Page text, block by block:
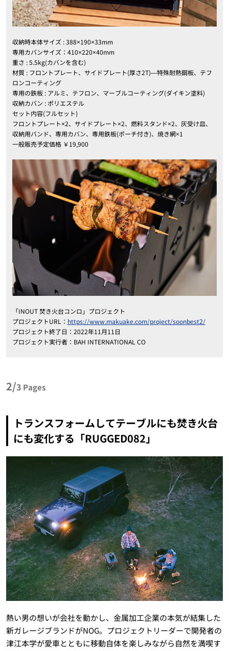
収納時本体サイズ : 388×190×33mm
専用カバンサイズ：410×220×40mm
重さ : 5.5kg(カバンを含む)
材質 : フロントプレート、サイドプレート(厚さ2T)―特殊耐熱鋼板、テフ
ロンコーティング
専用の鉄板 : アルミ、テフロン、マーブルコーティング(ダイキン塗料)
収納カバン : ポリエステル
セット内容(フルセット)
フロントプレート×2、サイドプレート×2、燃料スタンド×2、灰受け皿、
収納用バンド、専用カバン、専用鉄板(ポーチ付き)、焼き網×1
一般販売予定価格 ￥19,900
「INOUT焚き火台コンロ」プロジェクト
プロジェクトURL： https://www.makuake.com/project/soonbest2/
プロジェクト終了日：2022年11月11日
プロジェクト実行者：BAH INTERNATIONAL CO
2/3 Pages
トランスフォームしてテーブルにも焚き火台
にも変化する「RUGGED082」
熱い男の想いが会社を動かし、金属加工企業の本気が結集した
新ガレージブランドがNOG。プロジェクトリーダーで開発者の
津江本学が愛車とともに移動自体を楽しみながら自然を満喫す